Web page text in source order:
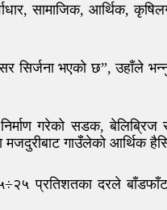
सामाजिक, आर्थिक,
सिर्जना भएको छ”, उहाँले
गरेको सडक, बेलिब्रिज
मजदुरीबाट गाउँलेको
प्रतिशतका दरले